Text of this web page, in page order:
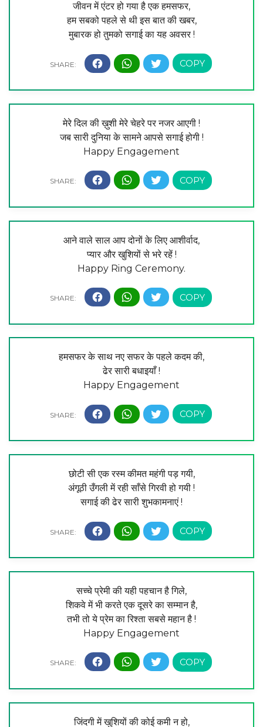
जीवन में एंटर हो गया है एक हमसफर,
हम सबको पहले से थी इस बात की खबर,
मुबारक हो तुमको सगाई का यह अवसर !
मेरे दिल की ख़ुशी मेरे चेहरे पर नजर आएगी !
जब सारी दुनिया के सामने आपसे सगाई होगी !
Happy Engagement
आने वाले साल आप दोनों के लिए आशीर्वाद,
प्यार और खुशियों से भरे रहें !
Happy Ring Ceremony.
हमसफर के साथ नए सफर के पहले कदम की,
ढेर सारी बधाइयाँ !
Happy Engagement
छोटी सी एक रस्म कीमत महंगी पड़ गयी,
अंगूठी उँगली में रही साँसे गिरवी हो गयी !
सगाई की ढेर सारी शुभकामनाएं !
सच्चे प्रेमी की यही पहचान है गिले,
शिकवे में भी करते एक दूसरे का सम्मान है,
तभी तो ये प्रेम का रिश्ता सबसे महान है !
Happy Engagement
जिंदगी में खुशियों की कोई कमी न हो,